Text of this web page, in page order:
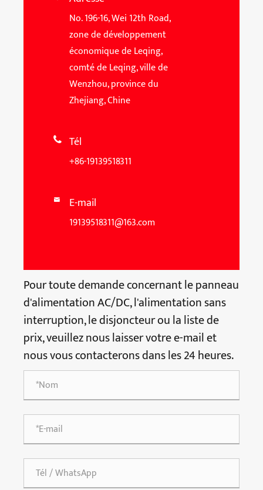
No. 196-16, Wei 12th Road,
zone de développement
économique de Leqing,
comté de Leqing, ville de
Wenzhou, province du
Zhejiang, Chine
 Tél
+86-19139518311
 E-mail
19139518311@163.com
Pour toute demande concernant le panneau
d'alimentation AC/DC, l'alimentation sans
interruption, le disjoncteur ou la liste de
prix, veuillez nous laisser votre e-mail et
nous vous contacterons dans les 24 heures.